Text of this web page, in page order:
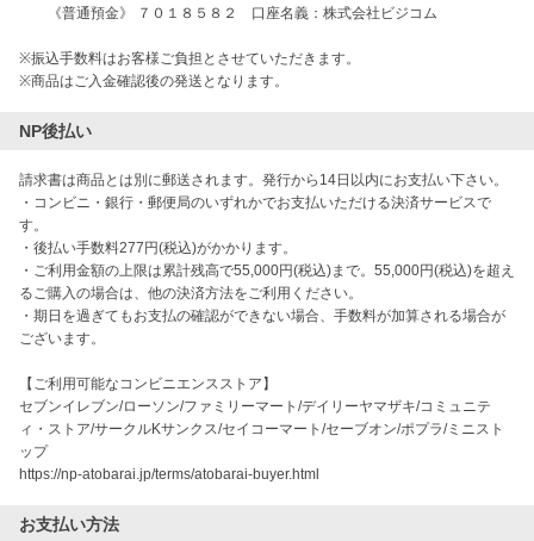
《普通預金》 ７０１８５８２ 口座名義：株式会社ビジコム
※振込手数料はお客様ご負担とさせていただきます。
※商品はご入金確認後の発送となります。
NP後払い
請求書は商品とは別に郵送されます。発行から14日以内にお支払い下さい。
・コンビニ・銀行・郵便局のいずれかでお支払いただける決済サービスで
す。
・後払い手数料277円(税込)がかかります。
・ご利用金額の上限は累計残高で55,000円(税込)まで。55,000円(税込)を超え
るご購入の場合は、他の決済方法をご利用ください。
・期日を過ぎてもお支払の確認ができない場合、手数料が加算される場合が
ございます。
【ご利用可能なコンビニエンスストア】
セブンイレブン/ローソン/ファミリーマート/デイリーヤマザキ/コミュニテ
ィ・ストア/サークルKサンクス/セイコーマート/セーブオン/ポプラ/ミニスト
ップ
https://np-atobarai.jp/terms/atobarai-buyer.html
お支払い方法